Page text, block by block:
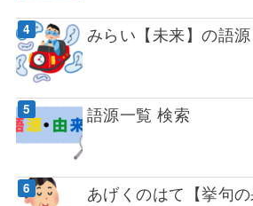
みらい【未来】の語
語源一覧 検索
あげくのはて【挙句